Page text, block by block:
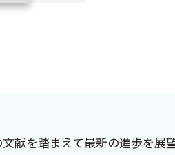
献を踏まえて最新の進歩を展